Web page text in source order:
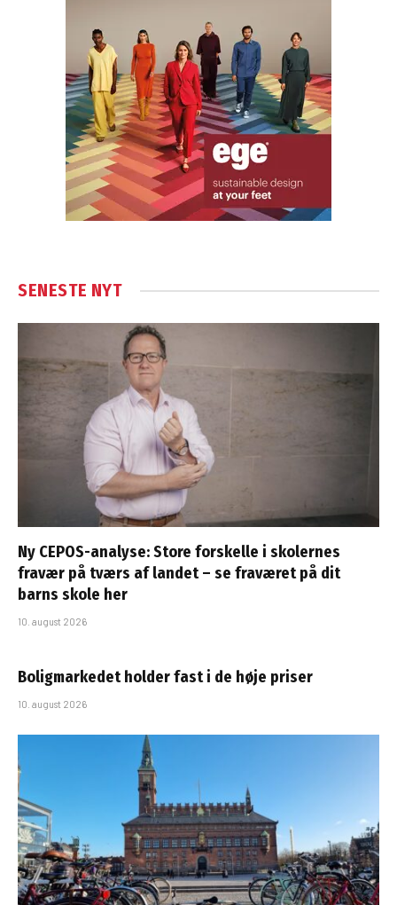
SENESTE NYT
Ny CEPOS-analyse: Store forskelle i skolernes
fravær på tværs af landet – se fraværet på dit
barns skole her
10. august 2026
Boligmarkedet holder fast i de høje priser
10. august 2026